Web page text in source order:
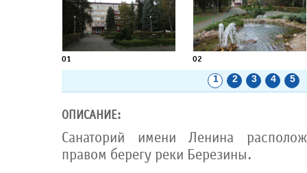
01 02
1 2 3 4 5
ОПИСАНИЕ:
Санаторий имени Ленина
правом берегу реки Березины.